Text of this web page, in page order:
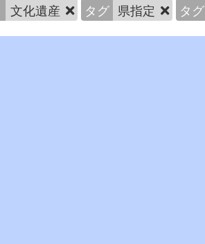
文化遺産 タグ 県指定 タグ